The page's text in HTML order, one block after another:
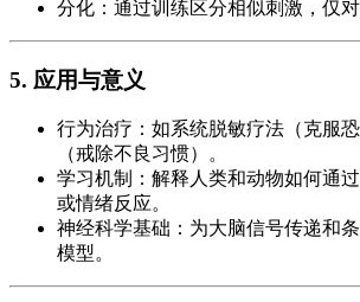
分化：通过训练区分相似刺激，仅对
5. 应用与意义
行为治疗：如系统脱敏疗法（克服
（戒除不良习惯）。
学习机制：解释人类和动物如何通
或情绪反应。
神经科学基础：为大脑信号传递和
模型。